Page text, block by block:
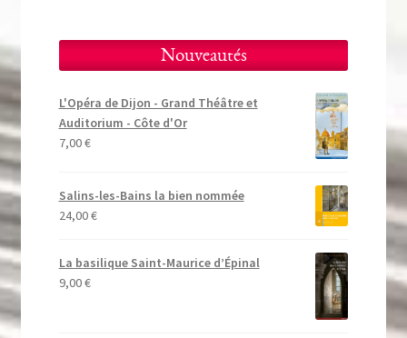
Nouveautés
L'Opéra de Dijon - Grand Théâtre et
Auditorium - Côte d'Or
7,00€
Salins-les-Bains la bien nommée
24,00€
La basilique Saint-Maurice d’Épinal
9,00€